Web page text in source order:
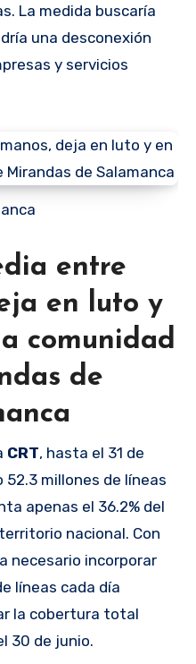
La medida buscaría
una desconexión
y servicios
entre
en luto y
comunidad
de
CRT, hasta el 31 de
millones de líneas
apenas el 36.2% del
nacional. Con
necesario incorporar
líneas cada día
la cobertura total
30 de junio.